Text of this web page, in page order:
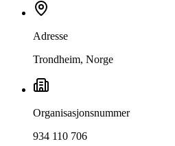
Adresse
Trondheim, Norge
Organisasjonsnummer
934 110 706